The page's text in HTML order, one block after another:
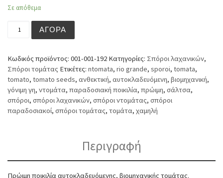
Σε απόθεμα
ΑΓΟΡΆ
Κωδικός προϊόντος: 001-001-192 Κατηγορίες: Σπόροι λαχανικών,
Σπόροι τομάτας Ετικέτες: ntomata, rio grande, sporoi, tomata,
tomato, tomato seeds, ανθεκτική, αυτοκλαδευόμενη, βιομηχανική,
γόνιμη γη, ντομάτα, παραδοσιακή ποικιλία, πρώιμη, σάλτσα,
σπόροι, σπόροι λαχανικών, σπόροι ντομάτας, σπόροι
παραδοσιακοί, σπόροι τομάτας, τομάτα, χαμηλή
Περιγραφή
Πρώιμη ποικιλία αυτοκλαδευόμενης, βιομηχανικής τομάτας.